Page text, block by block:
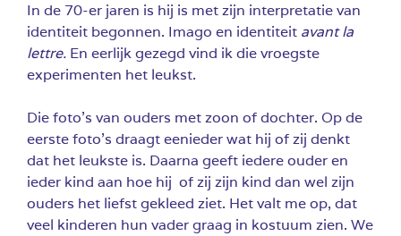
In de 70-er jaren is hij is met zijn interpretatie van
identiteit begonnen. Imago en identiteit avant la
lettre. En eerlijk gezegd vind ik die vroegste
experimenten het leukst.
Die foto’s van ouders met zoon of dochter. Op de
eerste foto’s draagt eenieder wat hij of zij denkt
dat het leukste is. Daarna geeft iedere ouder en
ieder kind aan hoe hij of zij zijn kind dan wel zijn
ouders het liefst gekleed ziet. Het valt me op, dat
veel kinderen hun vader graag in kostuum zien. We